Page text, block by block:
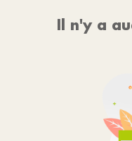
Il n'y a